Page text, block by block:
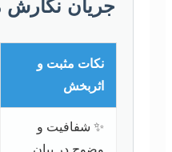
جریان نگارش
نکات مثبت و
اثربخش
✨ شفافیت و